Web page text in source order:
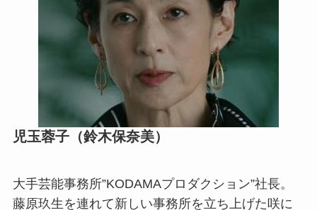
児玉蓉子（鈴木保奈美）
大手芸能事務所”KODAMAプロダクション”社長。
藤原玖生を連れて新しい事務所を立ち上げた咲に